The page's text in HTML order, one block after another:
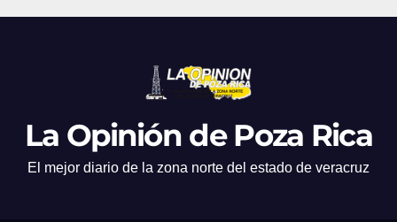
La Opinión de Poza Rica
El mejor diario de la zona norte del estado de veracruz